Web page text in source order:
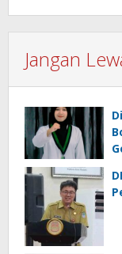
Jangan